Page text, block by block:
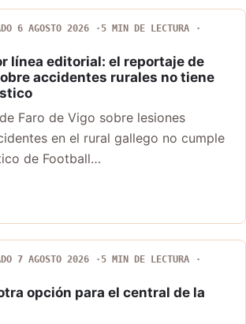
6 AGOSTO 2026
5 MIN DE LECTURA
línea editorial: el reportaje de
accidentes rurales no tiene
Faro de Vigo sobre lesiones
en el rural gallego no cumple
de Football…
7 AGOSTO 2026
5 MIN DE LECTURA
opción para el central de la